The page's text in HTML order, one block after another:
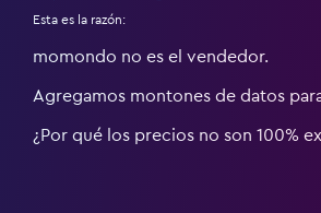
Esta es la razón:
momondo no es el vendedor.
Agregamos montones de datos
¿Por qué los precios no son 100%